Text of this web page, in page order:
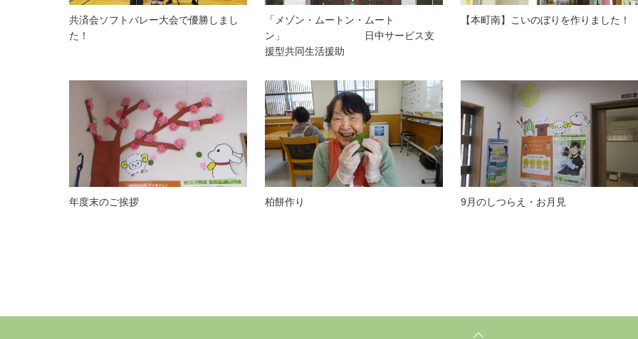
共済会ソフトバレー大会で優勝しまし
た！
「メゾン・ムートン・ムート
ン」 日中サービス支
援型共同生活援助
【本町南】こいのぼりを作りました！
年度末のご挨拶 柏餅作り 9月のしつらえ・お月見